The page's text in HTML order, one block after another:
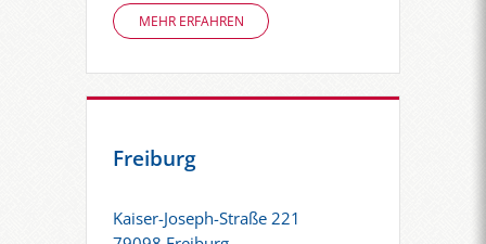
MEHR ERFAHREN
Freiburg
Kaiser-Joseph-Straße 221